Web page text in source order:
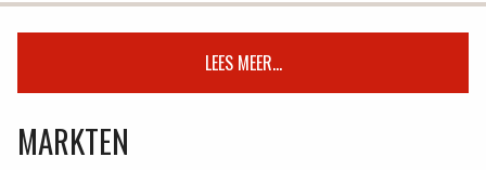
LEES MEER...
MARKTEN